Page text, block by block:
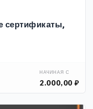
сертификаты,
НАЧИНАЯ С
2.000,00 ₽